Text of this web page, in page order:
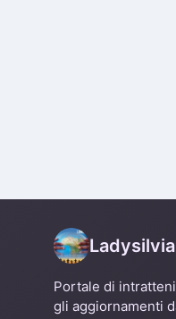
Ladysilvia
Portale di
gli aggiornamenti